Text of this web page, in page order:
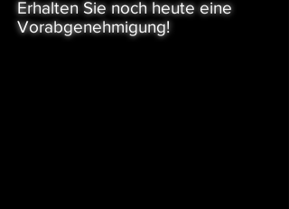
Erhalten Sie noch heute eine
Vorabgenehmigung!